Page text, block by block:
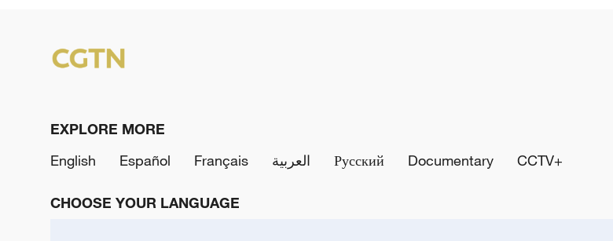
EXPLORE MORE
English
Español Français العربية Русский Documentary CCTV+
CHOOSE YOUR LANGUAGE